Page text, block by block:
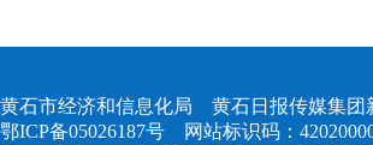
黄石市经济和信息化局 黄石日报传媒集团
鄂ICP备05026187号 网站标识码：